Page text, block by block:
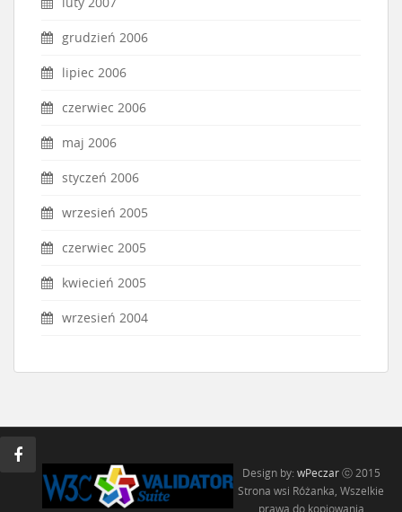
grudzień 2006
lipiec 2006
czerwiec 2006
maj 2006
styczeń 2006
wrzesień 2005
czerwiec 2005
kwiecień 2005
wrzesień 2004
Design by: wPeczar ⓒ 2015
Strona wsi Różanka, Wszelkie
prawa do kopiowania